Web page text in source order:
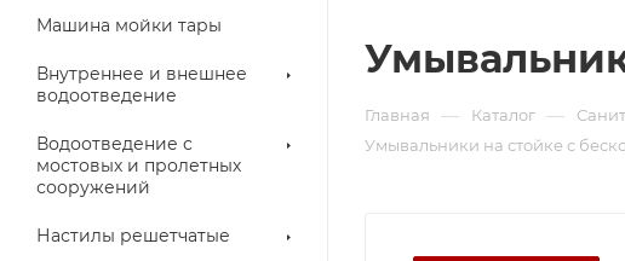
Машина мойки тары
Внутреннее и внешнее
водоотведение
Водоотведение с
мостовых и пролетных
сооружений
Настилы решетчатые
Главная — Каталог —
Умывальники на стойке с